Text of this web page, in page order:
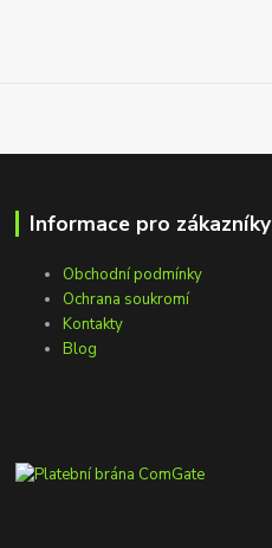
Informace pro zákazníky
Obchodní podmínky
Ochrana soukromí
Kontakty
Blog